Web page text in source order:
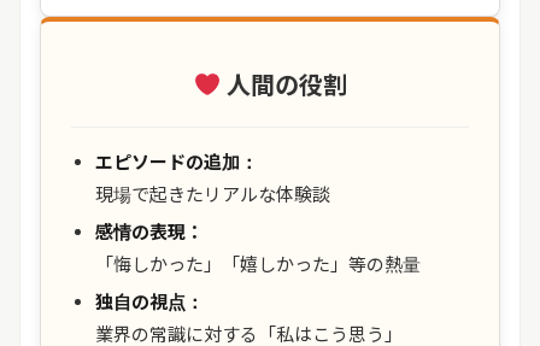
人間の役割
エピソードの追加：
現場で起きたリアルな体験談
感情の表現：
「悔しかった」「嬉しかった」等の熱量
独自の視点：
業界の常識に対する「私はこう思う」